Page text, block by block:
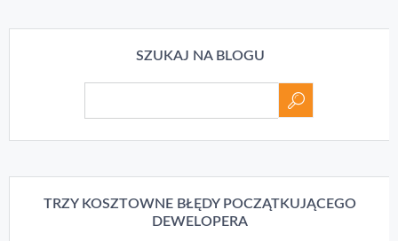
SZUKAJ NA BLOGU
TRZY KOSZTOWNE BŁĘDY POCZĄTKUJĄCEGO
DEWELOPERA